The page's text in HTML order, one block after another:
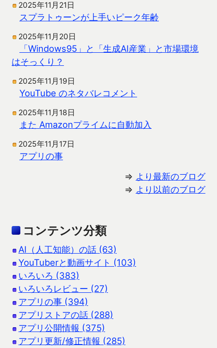
2025年11月21日
スプラトゥーンが上手いピーク年齢
2025年11月20日
「Windows95」と「生成AI産業」と市場環境
はそっくり？
2025年11月19日
YouTube のネタバレコメント
2025年11月18日
また Amazonプライムに自動加入
2025年11月17日
アプリの事
⇒ より最新のブログ
⇒ より以前のブログ
コンテンツ分類
AI（人工知能）の話 (63)
YouTuberと動画サイト (103)
いろいろ (383)
いろいろレビュー (27)
アプリの事 (394)
アプリストアの話 (288)
アプリ公開情報 (375)
アプリ更新/修正情報 (285)